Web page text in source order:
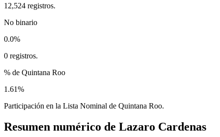
12,524 registros.
No binario
0.0%
0 registros.
% de Quintana Roo
1.61%
Participación en la Lista Nominal de Quintana Roo.
Resumen numérico de Lazaro Cardenas